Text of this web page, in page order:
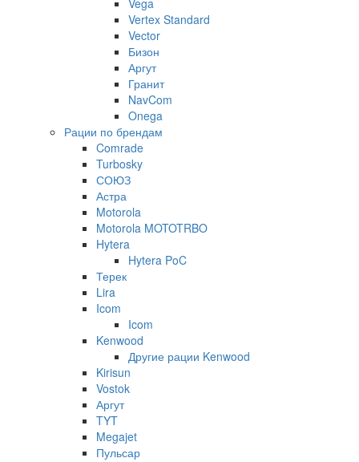
Vertex Standard
Vector
Бизон
Аргут
Гранит
NavCom
Onega
Рации по брендам
Comrade
Turbosky
СОЮЗ
Астра
Motorola
Motorola MOTOTRBO
Hytera
Hytera PoC
Терек
Lira
Icom
Icom
Kenwood
Другие рации Kenwood
Kirisun
Vostok
Аргут
TYT
Megajet
Пульсар